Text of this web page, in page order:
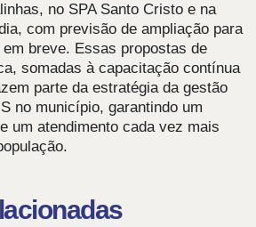
no SPA Santo Cristo e na
com previsão de ampliação para
breve. Essas propostas de
somadas à capacitação contínua
parte da estratégia da gestão
no município, garantindo um
um atendimento cada vez mais